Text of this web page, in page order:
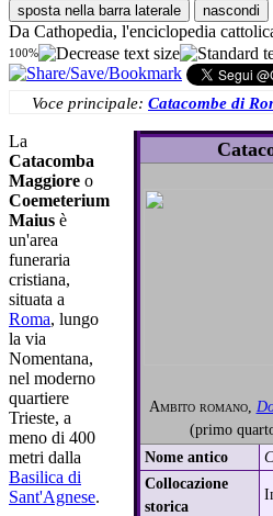
sposta nella barra laterale nascondi
Da Cathopedia, l'enciclopedia
100%
Voce principale: Catacombe di
Ambito romano,
(primo
Nome antico
Collocazione
storica
La
Catacomba
Maggiore o
Coemeterium
Maius è
un'area
funeraria
cristiana,
situata a
Roma, lungo
la via
Nomentana,
nel moderno
quartiere
Trieste, a
meno di 400
metri dalla
Basilica di
Sant'Agnese.